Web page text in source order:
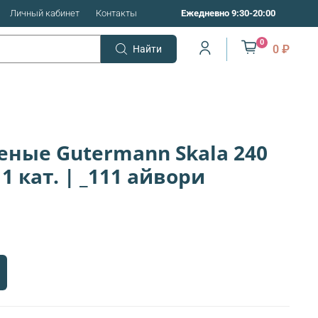
Личный кабинет Контакты Ежедневно 9:30-20:00
Найти
0
0 ₽
Gutermann Skala 240
кат. | _111 айвори